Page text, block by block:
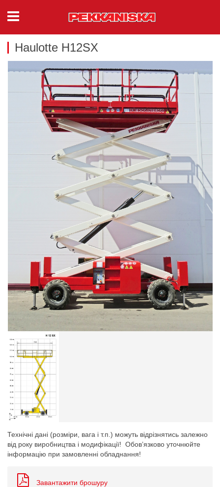
Haulotte H12SX
Технічні дані (розміри, вага і т.п.) можуть відрізнятись залежно
від року виробництва і модифікації! Обов’язково уточнюйте
інформацію при замовленні обладнання!
Завантажити брошуру